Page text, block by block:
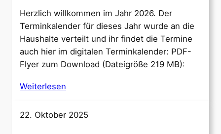
Herzlich willkommen im Jahr 2026. Der
Terminkalender für dieses Jahr wurde an die
Haushalte verteilt und ihr findet die Termine
auch hier im digitalen Terminkalender: PDF-
Flyer zum Download (Dateigröße 219 MB):
Weiterlesen
22. Oktober 2025